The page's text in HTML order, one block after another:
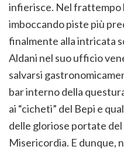
infierisce. Nel frattempo
imboccando piste più
finalmente alla intricata
Aldani nel suo ufficio
salvarsi
bar interno della
ai “cicheti” del Bepi e
delle gloriose portate
Misericordia. E dunque,